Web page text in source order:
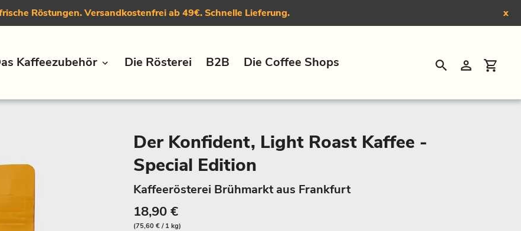
Röstungen. Versandkostenfrei ab 49€. Schnelle Lieferung. x
Kaffeezubehör Die Rösterei B2B Die Coffee Shops
SuchenEinloggen
Der Konfident, Light Roast Kaffee -
Special Edition
Kaffeerösterei Brühmarkt aus Frankfurt
18,90 €
(75,60 € / 1 kg)